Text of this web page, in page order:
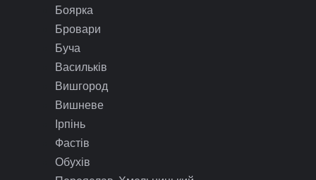
Боярка
Бровари
Буча
Васильків
Вишгород
Вишневе
Ірпінь
Фастів
Обухів